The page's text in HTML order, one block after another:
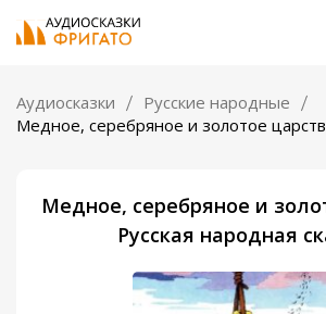
Аудиосказки
Русские народные
Медное, серебряное и золотое
Медное, серебряное и
Русская народная